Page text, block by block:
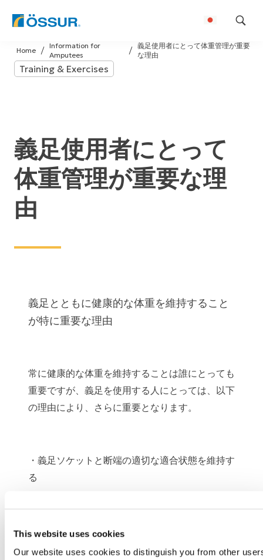
This website uses cookies
Our website uses cookies to distinguish you from other
Skip
to
content
義足使用者にとって体重管理が重要
な理由
Information for
Amputees
Home
Training & Exercises
義足使用者にとって
体重管理が重要な理
由
義足とともに健康的な体重を維持すること
が特に重要な理由
常に健康的な体重を維持することは誰にとっても
重要ですが、義足を使用する人にとっては、以下
の理由により、さらに重要となります。
・義足ソケットと断端の適切な適合状態を維持す
る
・腰痛や健康な脚の使いすぎなどの二次的な問題
を予防、または軽減する